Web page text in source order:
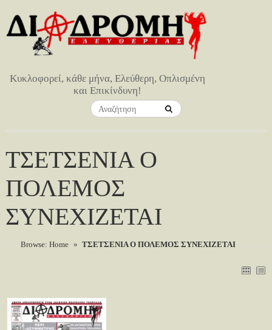
Κυκλοφορεί, κάθε μήνα, Ελεύθερη, Οπλισμένη
και Επικίνδυνη!
ΤΣΕΤΣΕΝΙΑ Ο
ΠΟΛΕΜΟΣ
ΣΥΝΕΧΙΖΕΤΑΙ
Browse: Home » ΤΣΕΤΣΕΝΙΑ Ο ΠΟΛΕΜΟΣ ΣΥΝΕΧΙΖΕΤΑΙ